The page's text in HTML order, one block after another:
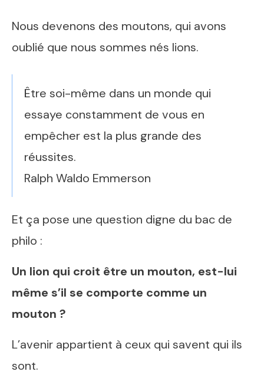
Nous devenons des moutons, qui avons
oublié que nous sommes nés lions.
Être soi-même dans un monde qui
essaye constamment de vous en
empêcher est la plus grande des
réussites.
Ralph Waldo Emmerson
Et ça pose une question digne du bac de
philo :
Un lion qui croit être un mouton, est-lui
même s’il se comporte comme un
mouton ?
L’avenir appartient à ceux qui savent qui ils
sont.